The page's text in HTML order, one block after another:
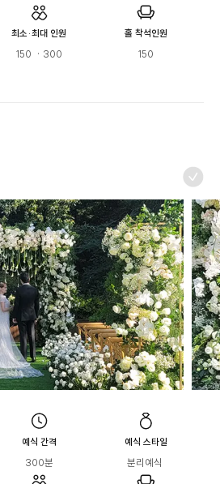
최소·최대 인원
150  · 300
홀 착석인원
150
예식 간격
300분
예식 스타일
분리예식